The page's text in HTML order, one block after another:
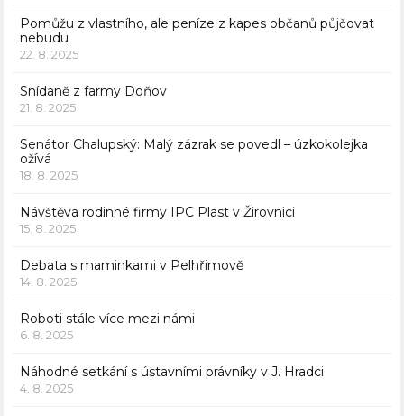
Pomůžu z vlastního, ale peníze z kapes občanů půjčovat
nebudu
22. 8. 2025
Snídaně z farmy Doňov
21. 8. 2025
Senátor Chalupský: Malý zázrak se povedl – úzkokolejka
ožívá
18. 8. 2025
Návštěva rodinné firmy IPC Plast v Žirovnici
15. 8. 2025
Debata s maminkami v Pelhřimově
14. 8. 2025
Roboti stále více mezi námi
6. 8. 2025
Náhodné setkání s ústavními právníky v J. Hradci
4. 8. 2025